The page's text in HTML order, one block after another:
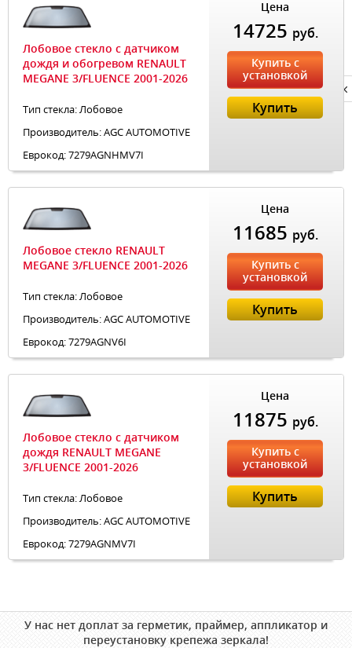
Лобовое стекло с датчиком
дождя и обогревом RENAULT
MEGANE 3/FLUENCE 2001-2026
Тип стекла: Лобовое
Производитель: AGC AUTOMOTIVE
Еврокод: 7279AGNHMV7I
Цена
14725 руб.
Купить с
установкой
Купить
Лобовое стекло RENAULT
MEGANE 3/FLUENCE 2001-2026
Тип стекла: Лобовое
Производитель: AGC AUTOMOTIVE
Еврокод: 7279AGNV6I
Цена
11685 руб.
Купить с
установкой
Купить
Лобовое стекло с датчиком
дождя RENAULT MEGANE
3/FLUENCE 2001-2026
Тип стекла: Лобовое
Производитель: AGC AUTOMOTIVE
Еврокод: 7279AGNMV7I
Цена
11875 руб.
Купить с
установкой
Купить
У нас нет доплат за герметик, праймер, аппликатор и
переустановку крепежа зеркала!
Privacy notice